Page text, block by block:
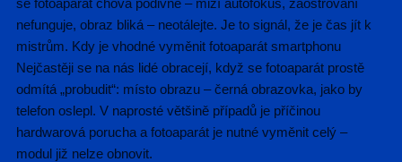
nefunguje, obraz bliká – neotálejte. Je to signál, že je čas jít k
mistrům. Kdy je vhodné vyměnit fotoaparát smartphonu
Nejčastěji se na nás lidé obracejí, když se fotoaparát prostě
odmítá „probudit“: místo obrazu – černá obrazovka, jako by
telefon oslepl. V naprosté většině případů je příčinou
hardwarová porucha a fotoaparát je nutné vyměnit celý –
modul již nelze obnovit.